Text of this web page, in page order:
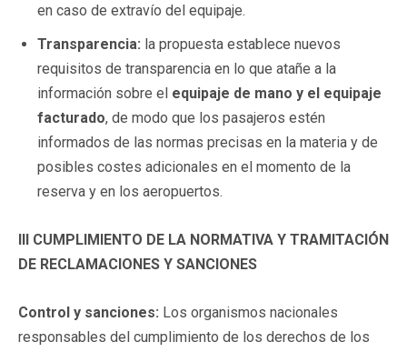
en caso de extravío del equipaje.
Transparencia: la propuesta establece nuevos
requisitos de transparencia en lo que atañe a la
información sobre el equipaje de mano y el equipaje
facturado, de modo que los pasajeros estén
informados de las normas precisas en la materia y de
posibles costes adicionales en el momento de la
reserva y en los aeropuertos.
III CUMPLIMIENTO DE LA NORMATIVA Y TRAMITACIÓN
DE RECLAMACIONES Y SANCIONES
Control y sanciones: Los organismos nacionales
responsables del cumplimiento de los derechos de los